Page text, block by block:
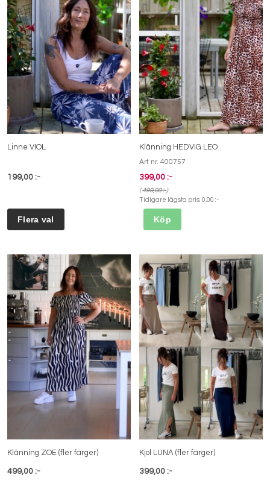
Linne VIOL
199,00 :-
Klänning HEDVIG LEO
Art nr. 400757
399,00 :-
(499,00 :-)
Tidigare lägsta pris: 0,00 :-
Köp
Klänning ZOE (fler färger)
499,00 :-
Kjol LUNA (fler färger)
399,00 :-